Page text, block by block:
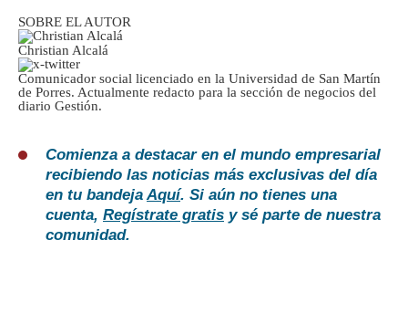
SOBRE EL AUTOR
Christian Alcalá
Comunicador social licenciado en la Universidad de San Martín
de Porres. Actualmente redacto para la sección de negocios del
diario Gestión.
Comienza a destacar en el mundo empresarial
recibiendo las noticias más exclusivas del día
en tu bandejaAquí. Si aún no tienes una
cuenta, Regístrate gratis y sé parte de nuestra
comunidad.